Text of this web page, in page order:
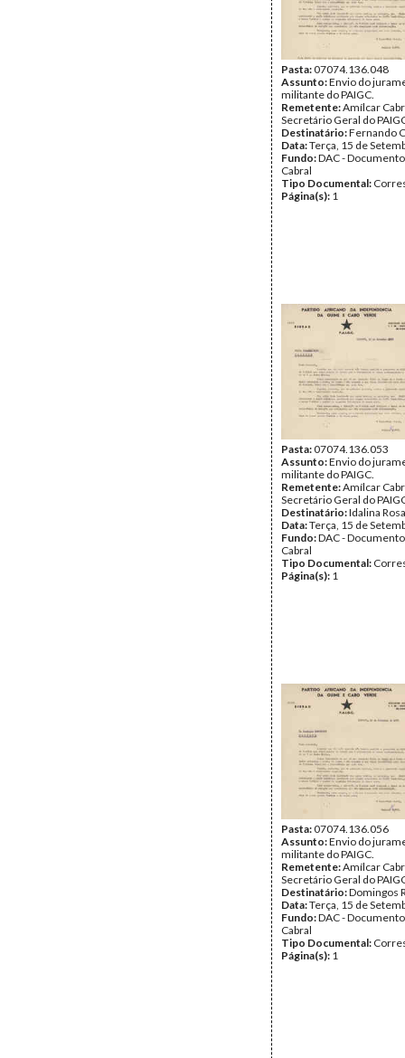
Pasta:07074.136.048
Assunto:Envio do
militante do PAIGC.
Remetente:Amílcar
Secretário Geral do
Destinatário:Fernando
Data:Terça, 15 de
Fundo:DAC -
Cabral
Tipo Documental:
Página(s): 1
Pasta:07074.136.053
Assunto:Envio do
militante do PAIGC.
Remetente:Amílcar
Secretário Geral do
Destinatário:Idalina Rosa
Data:Terça, 15 de
Fundo:DAC -
Cabral
Tipo Documental:
Página(s): 1
Pasta:07074.136.056
Assunto:Envio do
militante do PAIGC.
Remetente:Amílcar
Secretário Geral do
Destinatário:Domingos
Data:Terça, 15 de
Fundo:DAC -
Cabral
Tipo Documental:
Página(s): 1